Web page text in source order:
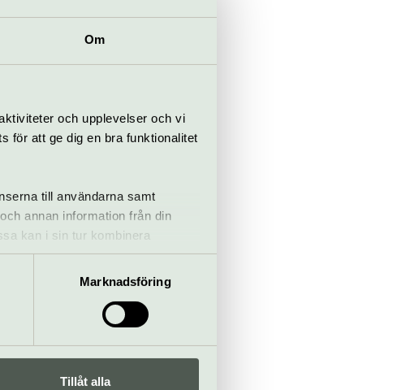
Om
och upplevelser och vi
för att ge dig en bra funktionalitet
till användarna samt
annan information från din
kan i sin tur kombinera
när du har använt deras tjänster.
Marknadsföring
Tillåt alla
försöker de hålla
För vad gör
av Moa Silén blir
släppa taget